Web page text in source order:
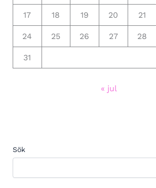
17 18 19 20 21
24 25 26 27 28
31
« jul
Sök